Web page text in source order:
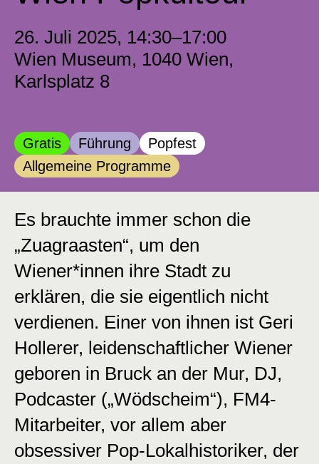
26. Juli 2025, 14:30–17:00
Wien Museum, 1040 Wien,
Karlsplatz 8
Kategorie:
Gratis Kategorie:
Führung Kategorie:
Popfest
Kategorie:
Allgemeine Programme
Es brauchte immer schon die
„Zuagraasten“, um den
Wiener*innen ihre Stadt zu
erklären, die sie eigentlich nicht
verdienen. Einer von ihnen ist Geri
Hollerer, leidenschaftlicher Wiener
geboren in Bruck an der Mur, DJ,
Podcaster („Wödscheim“), FM4-
Mitarbeiter, vor allem aber
obsessiver Pop-Lokalhistoriker, der